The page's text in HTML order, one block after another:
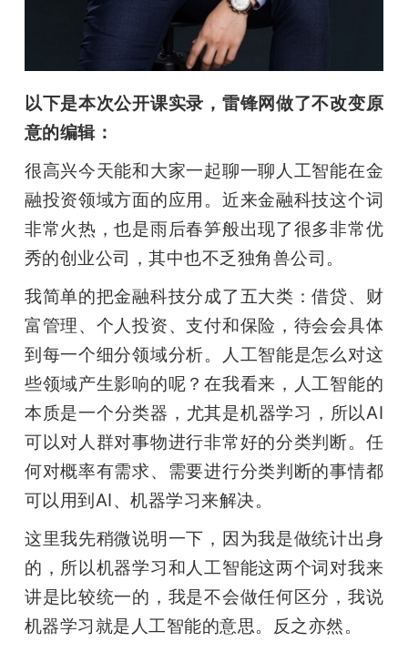
以下是本次公开课实录，雷锋网做了不改变原
意的编辑：
很高兴今天能和大家一起聊一聊人工智能在金
融投资领域方面的应用。近来金融科技这个词
非常火热，也是雨后春笋般出现了很多非常优
秀的创业公司，其中也不乏独角兽公司。
我简单的把金融科技分成了五大类：借贷、财
富管理、个人投资、支付和保险，待会会具体
到每一个细分领域分析。人工智能是怎么对这
些领域产生影响的呢？在我看来，人工智能的
本质是一个分类器，尤其是机器学习，所以AI
可以对人群对事物进行非常好的分类判断。任
何对概率有需求、需要进行分类判断的事情都
可以用到AI、机器学习来解决。
这里我先稍微说明一下，因为我是做统计出身
的，所以机器学习和人工智能这两个词对我来
讲是比较统一的，我是不会做任何区分，我说
机器学习就是人工智能的意思。反之亦然。